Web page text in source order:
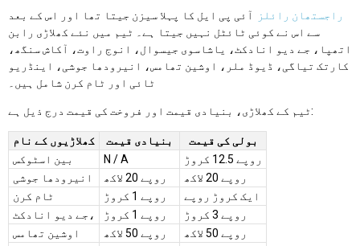
راجستھان رائلز
آئی پی ایل کا پہلا سیزن جیتا تھا اور اس کے بعد
سے اس نے کوئی ٹائٹل نہیں جیتا ہے۔ ٹیم میں نئے کھلاڑی رابن
اتھپا، جے دیو انادکٹ، یاشاسوی جیسوال، انوج راوت، آکاش سنگھ،
کارتک تیاگی، ڈیوڈ ملر، اوشین تھامس، انیرودھا جوشی، اینڈریو
ٹائی اور ٹام کرن شامل ہیں۔
ٹیم کے کھلاڑی، بنیادی قیمت اور فروخت کی قیمت درج ذیل ہے:
کھلاڑیوں کے نام بنیادی قیمت
بولی کی قیمت
بین اسٹوکس
N / A
روپے 12.5 کروڑ
انیرودھا جوشی
روپے 20 لاکھ
روپے 20 لاکھ
ٹام کرن
روپے 1 کروڑ
ایک کروڑ روپے
جے دیو انادکٹ،
روپے 1 کروڑ
روپے 3 کروڑ
اوشین تھامس
روپے 50 لاکھ
روپے 50 لاکھ